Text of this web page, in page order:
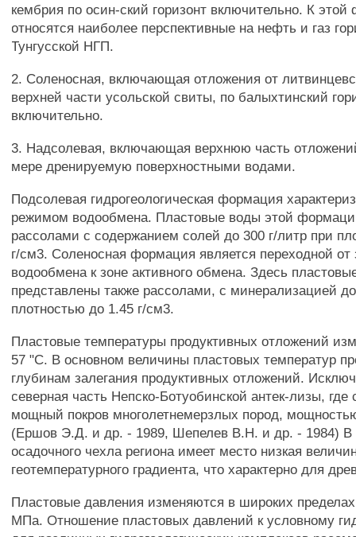
кембрия по осин-ский горизонт включительно. К
относятся наиболее перспективные на нефть и газ
Тунгусской НГП.
2. Соленосная, включающая отложения от
верхней части усольской свиты, по балыхтинский
включительно.
3. Надсолевая, включающая верхнюю часть
мере дренируемую поверхностными водами.
Подсолевая гидрогеологическая формация
режимом водообмена. Пластовые воды этой
рассолами с содержанием солей до 300 г/литр при
г/см3. Соленосная формация является переходной от
водообмена к зоне активного обмена. Здесь
представлены также рассолами, с минерализацией
плотностью до 1.45 г/см3.
Пластовые температуры продуктивных отложений
57 "С. В основном величины пластовых температур
глубинам залегания продуктивных отложений.
северная часть Непско-Ботуобинской антек-лизы, где
мощный покров многолетнемерзлых пород,
(Ершов Э.Д. и др. - 1989, Шепелев В.Н. и др. - 1984) В
осадочного чехла региона имеет место низкая
геотемпературного градиента, что характерно для
Пластовые давления изменяются в широких
МПа. Отношение пластовых давлений к условному